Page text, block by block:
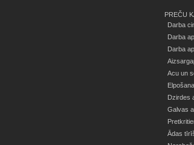
PREČU
Darba
Darba
Darba
Acu un
Dzirdes
Galvas
Ādas